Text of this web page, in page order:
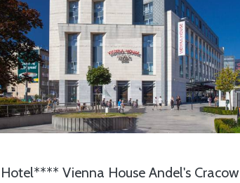
Hotel**** Vienna House Andel's Cracow